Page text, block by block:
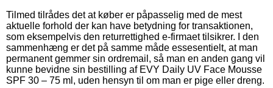
Tilmed tilrådes det at køber er påpasselig med de mest
aktuelle forhold der kan have betydning for transaktionen,
som eksempelvis den returrettighed e-firmaet tilsikrer. I den
sammenhæng er det på samme måde essesentielt, at man
permanent gemmer sin ordremail, så man en anden gang vil
kunne bevidne sin bestilling af EVY Daily UV Face Mousse
SPF 30 – 75 ml, uden hensyn til om man er pige eller dreng.